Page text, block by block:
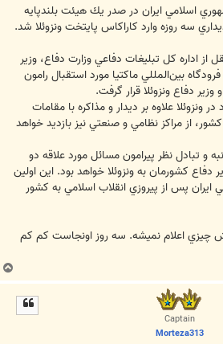
اسلامي ايران در صدر يك هيئت بلندپايه
سه روزه وارد كاراكاس پايتخت ونزوئلا شد.
از اداره كل تبليغات دفاعي وزارت دفاع، وزير
بين‌المللي ماكتيا مورد استقبال رامون
دفاع ونزوئلا قرار گرفت.
ونزوئلا علاوه بر ديدار و مذاكره با مقامات
از مراكز نظامي و صنعتي نيز بازديد خواهد
تبادل نظر پيرامون مسائل مورد علاقه دو
كشورمان به ونزوئلا خواهد بود. اين اولين
پس از پيروزي انقلاب اسلامي به كشور
چيزي اعلام نميشه. سه روز اونجاست كم كم
Captain
Morteza313